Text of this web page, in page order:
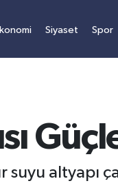
Siyaset Spor
altyapı